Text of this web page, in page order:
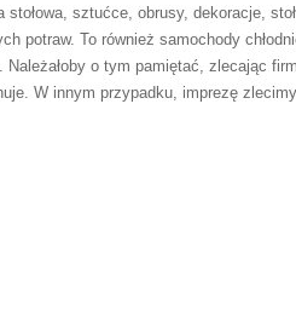
sztućce, obrusy, dekoracje,
potraw. To również samochody
o tym pamiętać, zlecając
W innym przypadku, imprezę